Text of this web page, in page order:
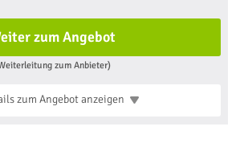
zum Angebot
zum Anbieter)
zum Angebotanzeigen